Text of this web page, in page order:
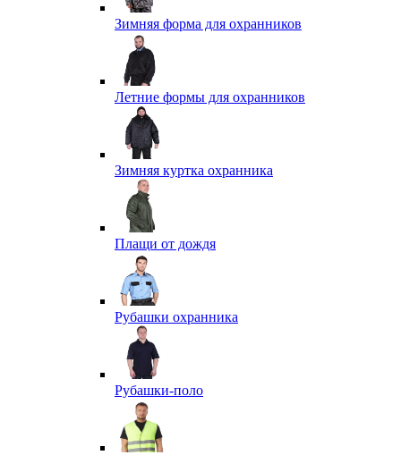
Зимняя форма для охранников
Летние формы для охранников
Зимняя куртка охранника
Плащи от дождя
Рубашки охранника
Рубашки-поло